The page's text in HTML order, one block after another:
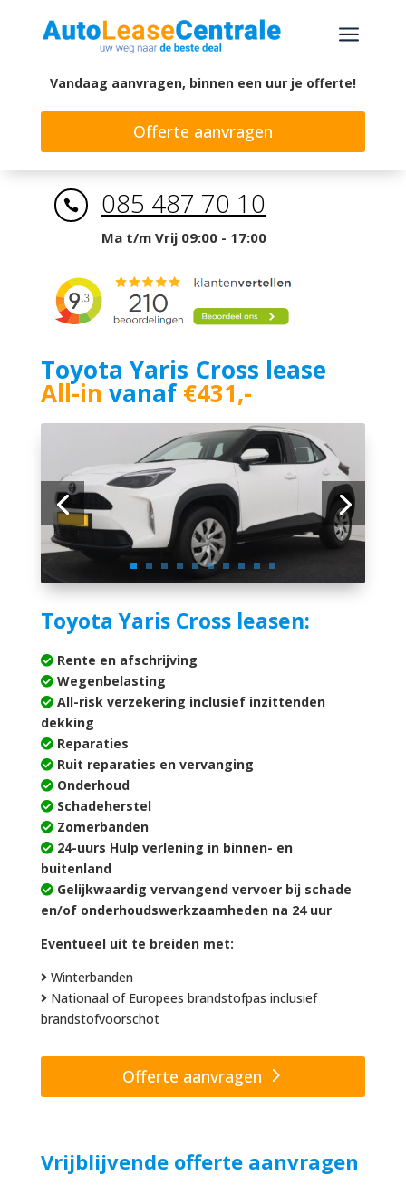
a
Vandaag aanvragen, binnen een uur je offerte!
Offerte aanvragen
 085 487 70 10
Ma t/m Vrij 09:00 - 17:00
Toyota Yaris Cross lease
All-in vanaf€431,-
Toyota Yaris Cross leasen:
Rente en afschrijving
Wegenbelasting
All-risk verzekering inclusief inzittenden
dekking
Reparaties
Ruit reparaties en vervanging
Onderhoud
Schadeherstel
Zomerbanden
24-uurs Hulp verlening in binnen- en
buitenland
Gelijkwaardig vervangend vervoer bij schade
en/of onderhoudswerkzaamheden na 24 uur
Eventueel uit te breiden met:
Winterbanden
Nationaal of Europees brandstofpas inclusief
brandstofvoorschot
Offerte aanvragen
Vrijblijvende offerte aanvragen